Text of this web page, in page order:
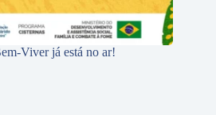
Viver já está no ar!